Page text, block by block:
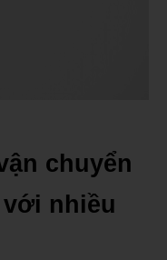
chuyển
nhiều